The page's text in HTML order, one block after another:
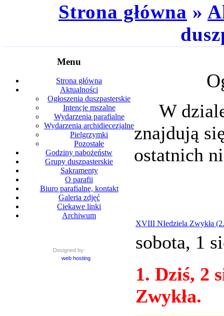
Strona główna »
Menu
Strona główna
Aktualności
Ogłoszenia duszpasterskie
Intencje mszalne
Wydarzenia parafialne
Wydarzenia archidiecezjalne
Pielgrzymki
Pozostałe
Godziny nabożeństw
Grupy duszpasterskie
Sakramenty
O parafii
Biuro parafialne, kontakt
Galeria zdjęć
Ciekawe linki
Archiwum
Designed by:
web hosting
W
znajdują
ostatnich
XVIII NIedziela Zwykła
sobota, 1
1. Dziś, 2
Zwykła.